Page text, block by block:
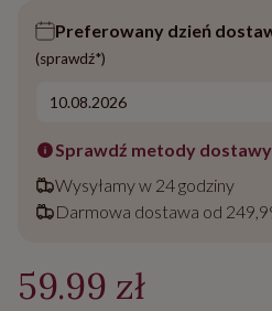
Preferowany dzień
(sprawdź*)
Sprawdź metody dostawy
Wysyłamy w 24 godziny
Darmowa dostawa od
59.99 zł